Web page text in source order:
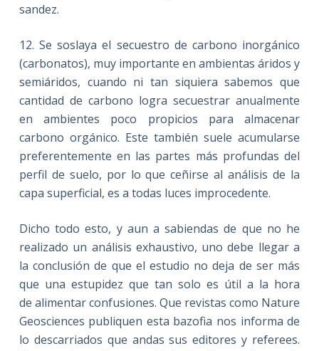
sandez.
12. Se soslaya el secuestro de carbono inorgánico
(carbonatos), muy importante en ambientas áridos y
semiáridos, cuando ni tan siquiera sabemos que
cantidad de carbono logra secuestrar anualmente
en ambientes poco propicios para almacenar
carbono orgánico. Este también suele acumularse
preferentemente en las partes más profundas del
perfil de suelo, por lo que ceñirse al análisis de la
capa superficial, es a todas luces improcedente.
Dicho todo esto, y aun a sabiendas de que no he
realizado un análisis exhaustivo, uno debe llegar a
la conclusión de que el estudio no deja de ser más
que una estupidez que tan solo es útil a la hora
de alimentar confusiones. Que revistas como Nature
Geosciences publiquen esta bazofia nos informa de
lo descarriados que andas sus editores y referees.